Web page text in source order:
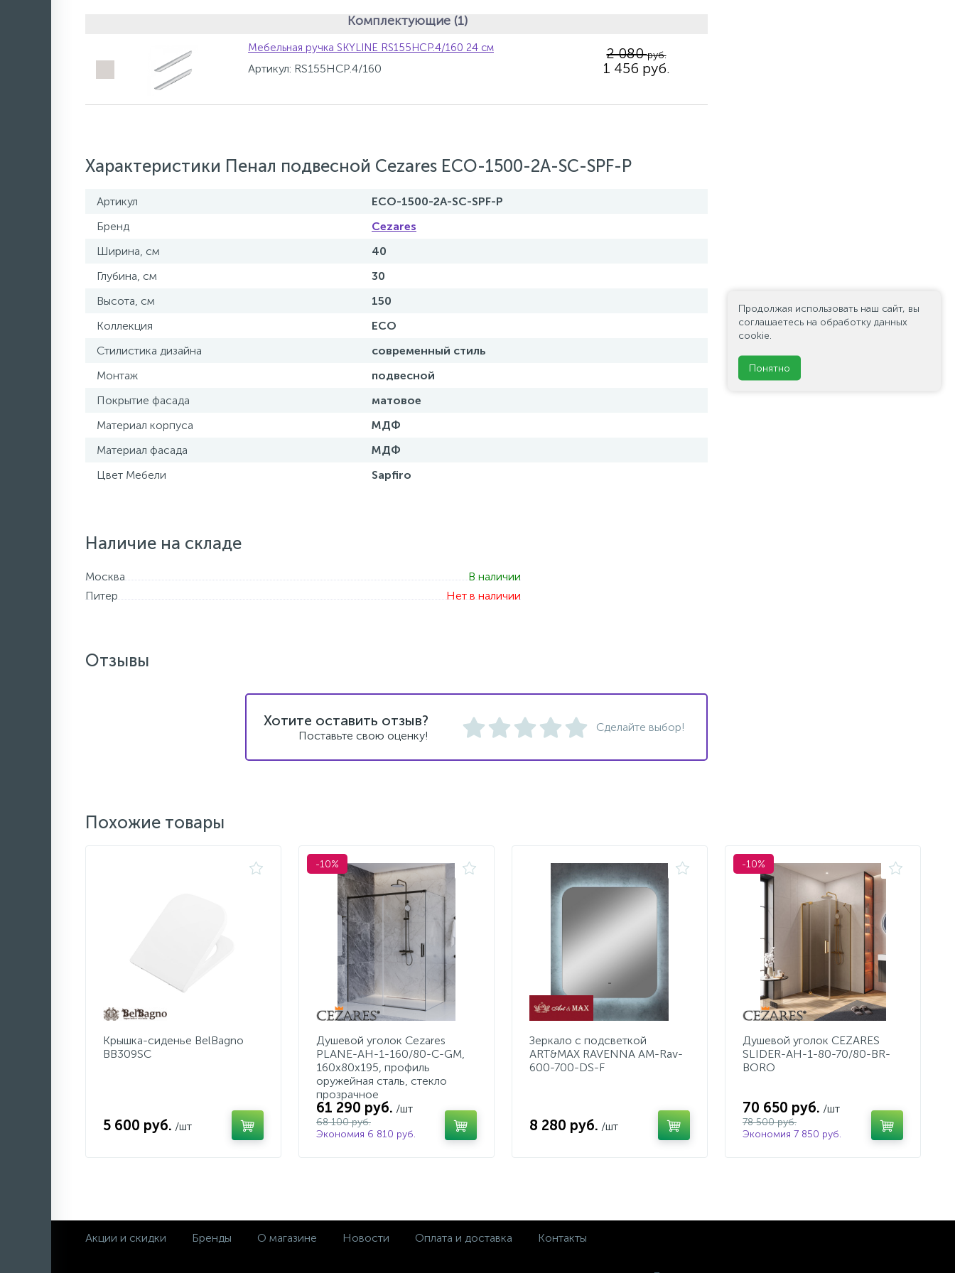
Комплектующие (1)
Мебельная ручка SKYLINE RS155HCP.4/160 24 см
Артикул: RS155HCP.4/160
2 080руб.
1 456 руб.
Характеристики Пенал подвесной Cezares ECO-1500-2A-SC-SPF-P
Артикул
ECO-1500-2A-SC-SPF-P
Бренд
Cezares
Ширина, см
40
Глубина, см
30
Высота, см
150
Коллекция
ECO
Стилистика дизайна
современный стиль
Монтаж
подвесной
Покрытие фасада
матовое
Материал корпуса
МДФ
Материал фасада
МДФ
Цвет Мебели
Sapfiro
Наличие на складе
Москва
В наличии
Питер
Нет в наличии
Отзывы
Хотите оставить отзыв?
Поставьте свою оценку!
Сделайте выбор!
Похожие товары
Крышка-сиденье BelBagno
BB309SC
5 600 руб. /шт
-10%
Душевой уголок Cezares
PLANE-AH-1-160/80-C-GM,
160х80х195, профиль
оружейная сталь, стекло
прозрачное
61 290 руб. /шт
68 100 руб.
Экономия 6 810 руб.
Зеркало с подсветкой
ART&MAX RAVENNA AM-Rav-
600-700-DS-F
8 280 руб. /шт
-10%
Душевой уголок CEZARES
SLIDER-AH-1-80-70/80-BR-
BORO
70 650 руб. /шт
78 500 руб.
Экономия 7 850 руб.
Акции и скидки Бренды О магазине Новости Оплата и доставка Контакты
Продолжая использовать наш сайт, вы
соглашаетесь на обработку данных
cookie.
Понятно